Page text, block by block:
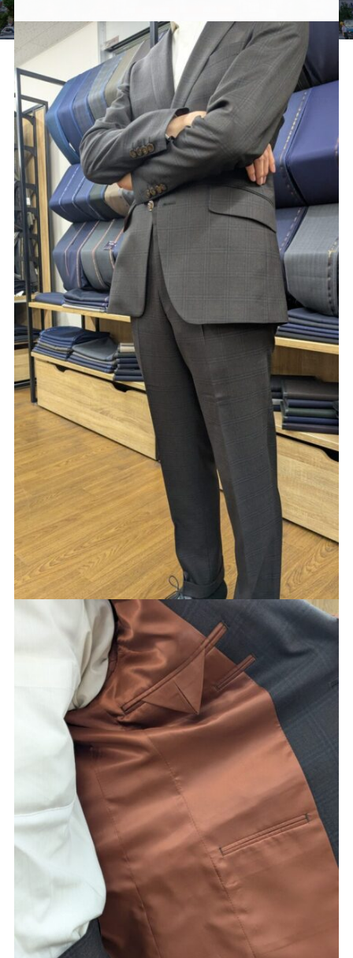
ツ
SADA
の
公
式
Youtube
ツ
SADA
の
公
式
Facebook
ツ
SADA
の
公
式
Twitter
ツ
SADA
の
公
式
Instagram
ツ
SADA
の
公
式
LINE
日